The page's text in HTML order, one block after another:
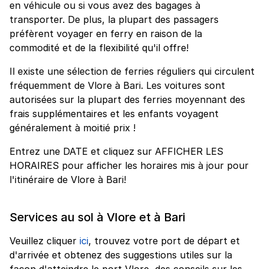
en véhicule ou si vous avez des bagages à
transporter. De plus, la plupart des passagers
préfèrent voyager en ferry en raison de la
commodité et de la flexibilité qu'il offre!
Il existe une sélection de ferries réguliers qui circulent
fréquemment de Vlore à Bari. Les voitures sont
autorisées sur la plupart des ferries moyennant des
frais supplémentaires et les enfants voyagent
généralement à moitié prix !
Entrez une DATE et cliquez sur AFFICHER LES
HORAIRES pour afficher les horaires mis à jour pour
l'itinéraire de Vlore à Bari!
Services au sol à Vlore et à Bari
Veuillez cliquer ici, trouvez votre port de départ et
d'arrivée et obtenez des suggestions utiles sur la